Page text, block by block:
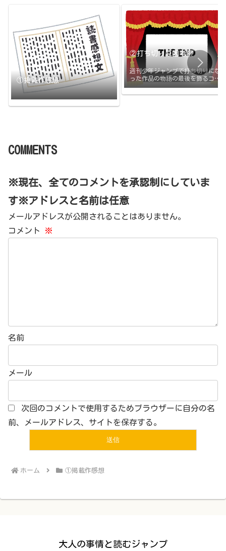
①掲載作感想
②打ち切り原因考察
週刊少年ジャンプで打ち切りにな
った作品の物語の最後を飾るコマ
打ち切られたその日に更新
COMMENTS
※現在、全てのコメントを承認制にしていま
す※アドレスと名前は任意
メールアドレスが公開されることはありません。
コメント
※
名前
メール
次回のコメントで使用するためブラウザーに自分の名
前、メールアドレス、サイトを保存する。
ホーム ①掲載作感想
大人の事情と読むジャンプ